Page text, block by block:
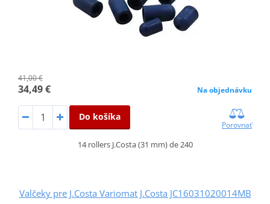
41,00 €
34,49 € Na objednávku
Do košíka
Porovnať
14 rollers J.Costa (31 mm) de 240
Valčeky pre J.Costa Variomat J.Costa JC16031020014MB